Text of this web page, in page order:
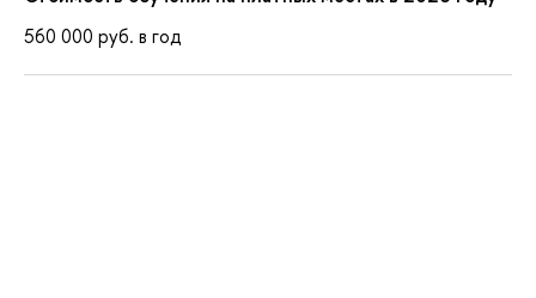
560 000 руб. в год